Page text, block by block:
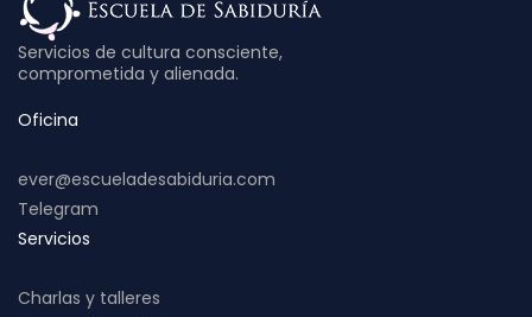
Servicios de cultura consciente,
comprometida y alienada.
Oficina
ever@escueladesabiduria.com
Telegram
Servicios
Charlas y talleres